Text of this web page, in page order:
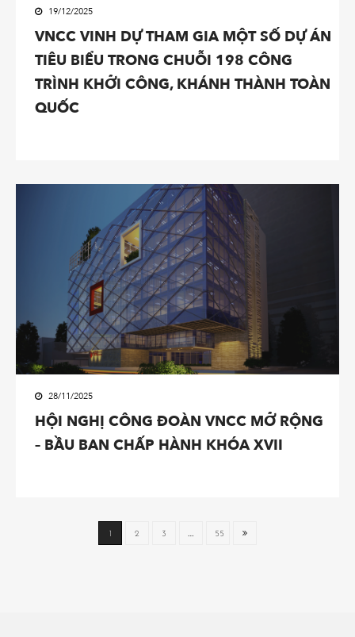
19/12/2025
VNCC VINH DỰ THAM GIA MỘT SỐ DỰ ÁN
TIÊU BIỂU TRONG CHUỖI 198 CÔNG
TRÌNH KHỞI CÔNG, KHÁNH THÀNH TOÀN
QUỐC
28/11/2025
HỘI NGHỊ CÔNG ĐOÀN VNCC MỞ RỘNG
– BẦU BAN CHẤP HÀNH KHÓA XVII
1 2 3 … 55